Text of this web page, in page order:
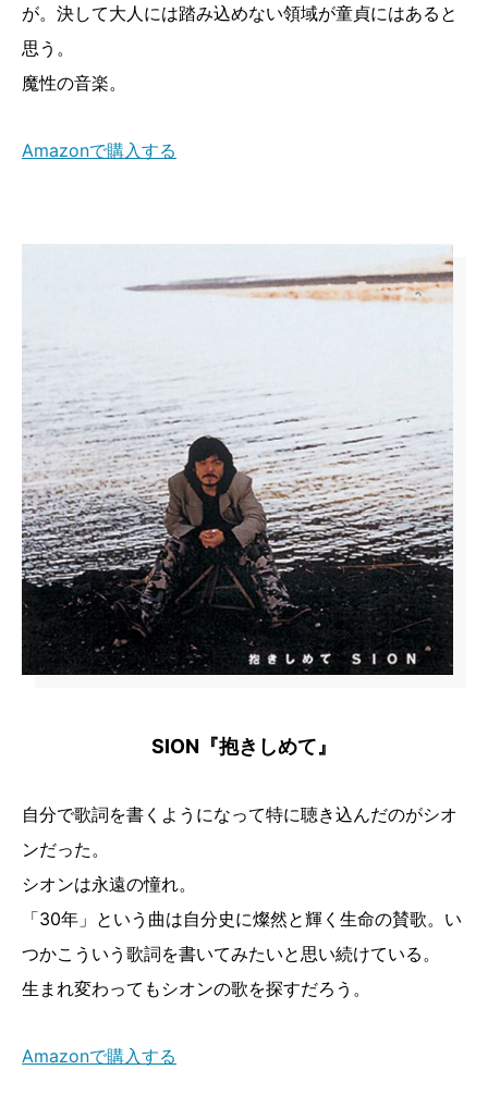
が。決して大人には踏み込めない領域が童貞にはあると
思う。
魔性の音楽。
Amazonで購入する
SION『抱きしめて』
自分で歌詞を書くようになって特に聴き込んだのがシオ
ンだった。
シオンは永遠の憧れ。
「30年」という曲は自分史に燦然と輝く生命の賛歌。い
つかこういう歌詞を書いてみたいと思い続けている。
生まれ変わってもシオンの歌を探すだろう。
Amazonで購入する